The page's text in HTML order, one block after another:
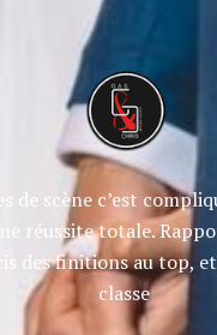
de scène c’est
réussite totale.
des finitions au top,
classe